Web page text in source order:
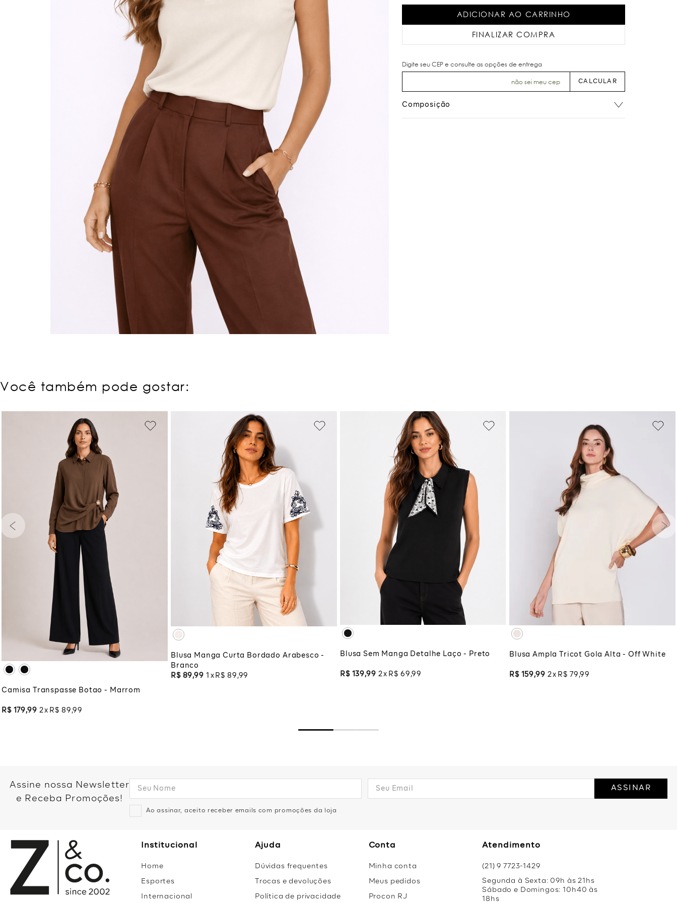
ADICIONAR AO CARRINHO
FINALIZAR COMPRA
não sei meu cep
Composição
Você também pode gostar:
M
XGG
ADICIONAR À SACOLA
Camisa Transpasse Botao - Marrom
R$ 179,99 2 R$ 89 ,99
G
M
XGG
ADICIONAR À SACOLA
Blusa Manga Curta Bordado Arabesco -
Branco
R$ 89,99 1 R$ 89 ,99
P
XGG
ADICIONAR À SACOLA
Blusa Sem Manga Detalhe Laço - Preto
R$ 139,99 2 R$ 69 ,99
G
P
XGG
ADICIONAR À SACOLA
Blusa Ampla Tricot Gola Alta - Off White
R$ 159,99 2 R$ 79 ,99
Assine nossa Newsletter
e Receba Promoções!
Ao assinar, aceito receber emails com promoções da loja
ASSINAR
Institucional
Home
Esportes
Internacional
Ajuda
Dúvidas frequentes
Trocas e devoluções
Política de privacidade
Conta
Minha conta
Meus pedidos
Procon RJ
Atendimento
(21) 9 7723-1429
Segunda à Sexta: 09h às 21hs
Sábado e Domingos: 10h40 às
18hs